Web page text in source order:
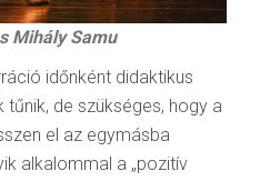
Mihály Samu
időnként didaktikus
de szükséges, hogy a
el az egymásba
alkalommal a „pozitív